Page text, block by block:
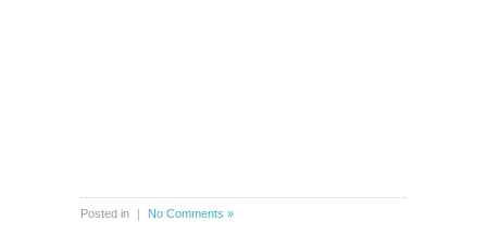
Posted in ｜ No Comments »